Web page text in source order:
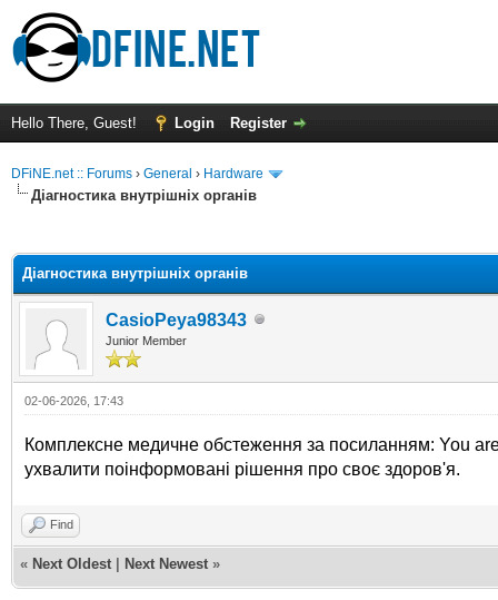
Hello There, Guest! Login Register
DFiNE.net :: Forums › General › Hardware
Діагностика внутрішніх органів
Діагностика внутрішніх органів
CasioPeya98343
Junior Member
02-06-2026, 17:43
Комплексне медичне обстеження за посиланням: You
ухвалити поінформовані рішення про своє здоров'я.
Find
« Next Oldest Next Newest »